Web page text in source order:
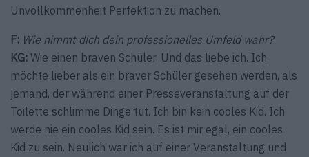
Unvollkommenheit Perfektion zu machen.
F: Wie nimmt dich dein professionelles Umfeld wahr?
KG: Wie einen braven Schüler. Und das liebe ich. Ich
möchte lieber als ein braver Schüler gesehen werden, als
jemand, der während einer Presseveranstaltung auf der
Toilette schlimme Dinge tut. Ich bin kein cooles Kid. Ich
werde nie ein cooles Kid sein. Es ist mir egal, ein cooles
Kid zu sein. Neulich war ich auf einer Veranstaltung und